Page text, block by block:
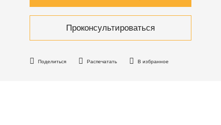
Поделиться Распечатать В избранное
Проконсультироваться